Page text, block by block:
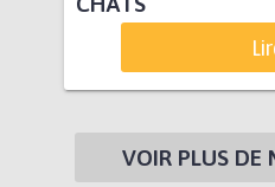
VOIR PLUS DE